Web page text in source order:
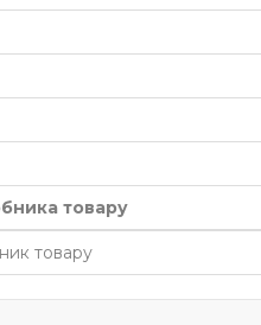
товару
товару